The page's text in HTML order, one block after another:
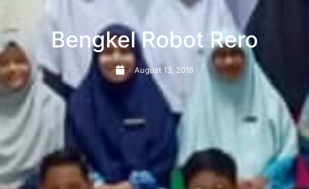
Bengkel Robot Rero
August 13, 2018